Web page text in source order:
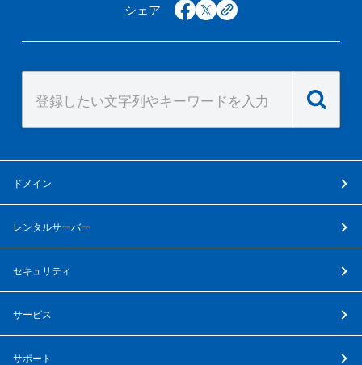
シェア facebook
x copy
ドメイン
レンタルサーバー
セキュリティ
サービス
サポート